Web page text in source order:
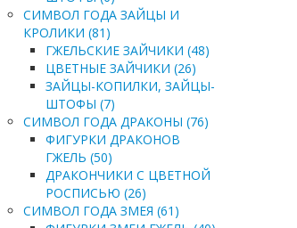
СИМВОЛ ГОДА ЗАЙЦЫ И
КРОЛИКИ (81)
ГЖЕЛЬСКИЕ ЗАЙЧИКИ (48)
ЦВЕТНЫЕ ЗАЙЧИКИ (26)
ЗАЙЦЫ-КОПИЛКИ, ЗАЙЦЫ-
ШТОФЫ (7)
СИМВОЛ ГОДА ДРАКОНЫ (76)
ФИГУРКИ ДРАКОНОВ
ГЖЕЛЬ (50)
ДРАКОНЧИКИ С ЦВЕТНОЙ
РОСПИСЬЮ (26)
СИМВОЛ ГОДА ЗМЕЯ (61)